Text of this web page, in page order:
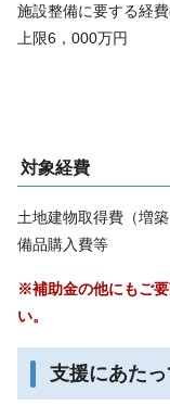
施設整備に要する経
上限6，000万円
対象経費
土地建物取得費（増
備品購入費等
※補助金の他にもご
い。
支援にあた